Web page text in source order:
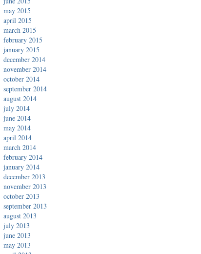
may 2015
april 2015
march 2015
february 2015
january 2015
december 2014
november 2014
october 2014
september 2014
august 2014
july 2014
june 2014
may 2014
april 2014
march 2014
february 2014
january 2014
december 2013
november 2013
october 2013
september 2013
august 2013
july 2013
june 2013
may 2013